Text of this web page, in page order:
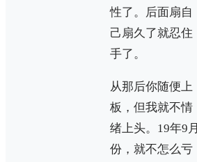
性了。后面扇自
己扇久了就忍住
手了。
从那后你随便上
板，但我就不情
绪上头。19年9月
份，就不怎么亏